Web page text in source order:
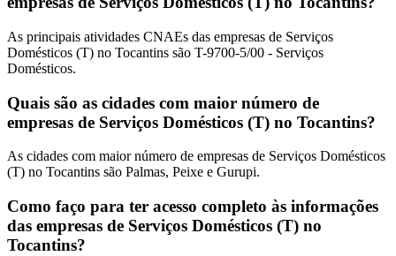
As principais atividades CNAEs das empresas de Serviços
Domésticos (T) no Tocantins são T-9700-5/00 - Serviços
Domésticos.
Quais são as cidades com maior número de
empresas de Serviços Domésticos (T) no Tocantins?
As cidades com maior número de empresas de Serviços Domésticos
(T) no Tocantins são Palmas, Peixe e Gurupi.
Como faço para ter acesso completo às informações
das empresas de Serviços Domésticos (T) no
Tocantins?